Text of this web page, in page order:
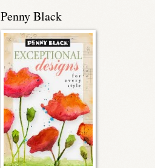
Penny Black